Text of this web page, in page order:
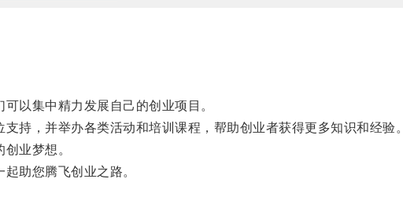
以集中精力发展自己的创业项目。
，并举办各类活动和培训课程，帮助创业者获得更多知识和经验。
业梦想。
助您腾飞创业之路。